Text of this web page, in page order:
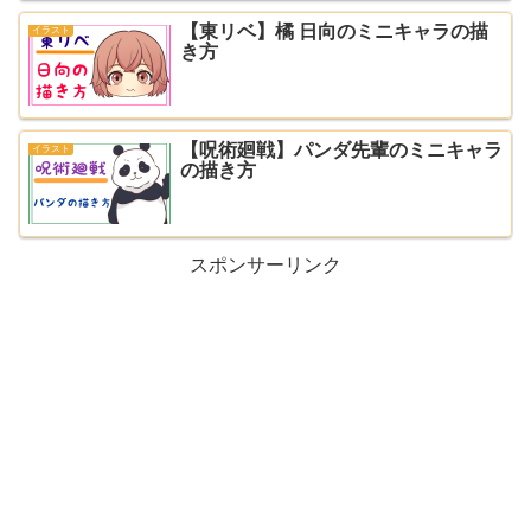
イラスト
【東リベ】橘 日向のミニキャラの描
き方
イラスト
【呪術廻戦】パンダ先輩のミニキャラ
の描き方
スポンサーリンク